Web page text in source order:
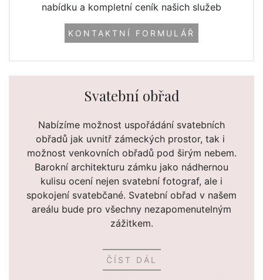
nabídku a kompletní ceník našich služeb
KONTAKTNÍ FORMULÁŘ
Svatební obřad
Nabízíme možnost uspořádání svatebních
obřadů jak uvnitř zámeckých prostor, tak i
možnost venkovních obřadů pod širým nebem.
Barokní architekturu zámku jako nádhernou
kulisu ocení nejen svatební fotograf, ale i
spokojení svatebčané. Svatební obřad v našem
areálu bude pro všechny nezapomenutelným
zážitkem.
ČÍST DÁL